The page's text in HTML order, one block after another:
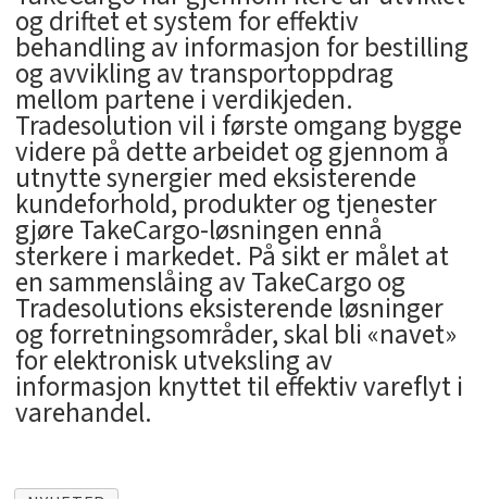
og driftet et system for effektiv
behandling av informasjon for bestilling
og avvikling av transportoppdrag
mellom partene i verdikjeden.
Tradesolution vil i første omgang bygge
videre på dette arbeidet og gjennom å
utnytte synergier med eksisterende
kundeforhold, produkter og tjenester
gjøre TakeCargo-løsningen ennå
sterkere i markedet. På sikt er målet at
en sammenslåing av TakeCargo og
Tradesolutions eksisterende løsninger
og forretningsområder, skal bli «navet»
for elektronisk utveksling av
informasjon knyttet til effektiv vareflyt i
varehandel.